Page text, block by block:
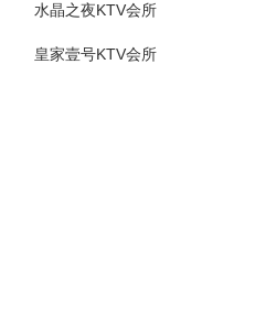
水晶之夜KTV会所
皇家壹号KTV会所